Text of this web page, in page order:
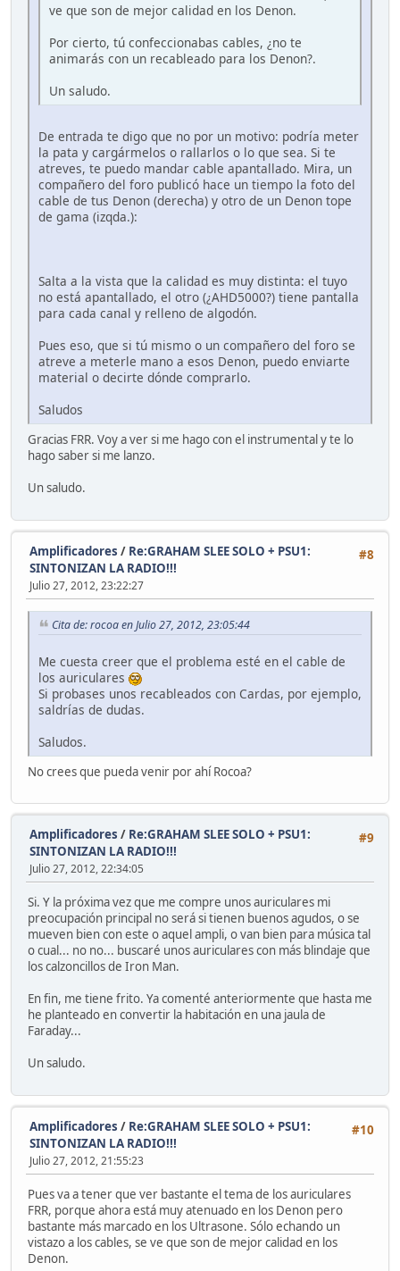
ve que son de mejor calidad en los Denon.
Por cierto, tú confeccionabas cables, ¿no te
animarás con un recableado para los Denon?.
Un saludo.
De entrada te digo que no por un motivo: podría meter
la pata y cargármelos o rallarlos o lo que sea. Si te
atreves, te puedo mandar cable apantallado. Mira, un
compañero del foro publicó hace un tiempo la foto del
cable de tus Denon (derecha) y otro de un Denon tope
de gama (izqda.):
Salta a la vista que la calidad es muy distinta: el tuyo
no está apantallado, el otro (¿AHD5000?) tiene pantalla
para cada canal y relleno de algodón.
Pues eso, que si tú mismo o un compañero del foro se
atreve a meterle mano a esos Denon, puedo enviarte
material o decirte dónde comprarlo.
Saludos
Gracias FRR. Voy a ver si me hago con el instrumental y te lo
hago saber si me lanzo.
Un saludo.
#8
Amplificadores / Re:GRAHAM SLEE SOLO + PSU1:
SINTONIZAN LA RADIO!!!
Julio 27, 2012, 23:22:27
Cita de: rocoa en Julio 27, 2012, 23:05:44
Me cuesta creer que el problema esté en el cable de
los auriculares
Si probases unos recableados con Cardas, por ejemplo,
saldrías de dudas.
Saludos.
No crees que pueda venir por ahí Rocoa?
#9
Amplificadores / Re:GRAHAM SLEE SOLO + PSU1:
SINTONIZAN LA RADIO!!!
Julio 27, 2012, 22:34:05
Si. Y la próxima vez que me compre unos auriculares mi
preocupación principal no será si tienen buenos agudos, o se
mueven bien con este o aquel ampli, o van bien para música tal
o cual... no no... buscaré unos auriculares con más blindaje que
los calzoncillos de Iron Man.
En fin, me tiene frito. Ya comenté anteriormente que hasta me
he planteado en convertir la habitación en una jaula de
Faraday...
Un saludo.
#10
Amplificadores / Re:GRAHAM SLEE SOLO + PSU1:
SINTONIZAN LA RADIO!!!
Julio 27, 2012, 21:55:23
Pues va a tener que ver bastante el tema de los auriculares
FRR, porque ahora está muy atenuado en los Denon pero
bastante más marcado en los Ultrasone. Sólo echando un
vistazo a los cables, se ve que son de mejor calidad en los
Denon.